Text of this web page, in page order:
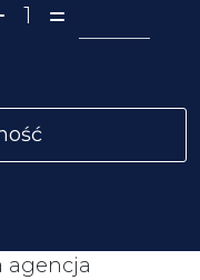
1
agencja